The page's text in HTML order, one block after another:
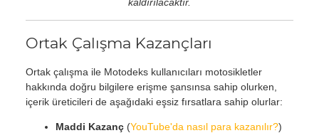
Ortak Çalışma Kazançları
Ortak çalışma ile Motodeks kullanıcıları motosikletler
hakkında doğru bilgilere erişme şansınsa sahip olurken,
içerik üreticileri de aşağıdaki eşsiz fırsatlara sahip olurlar:
Maddi Kazanç(YouTube'da nasıl para kazanılır?)